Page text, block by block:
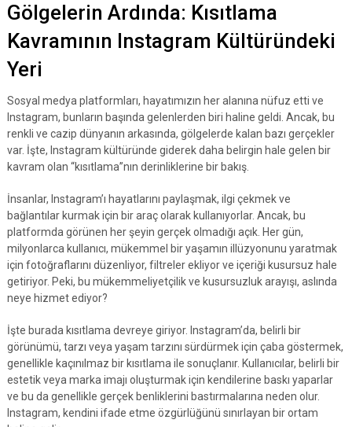
Gölgelerin Ardında: Kısıtlama
Kavramının Instagram Kültüründeki
Yeri
Sosyal medya platformları, hayatımızın her alanına nüfuz etti ve
Instagram, bunların başında gelenlerden biri haline geldi. Ancak, bu
renkli ve cazip dünyanın arkasında, gölgelerde kalan bazı gerçekler
var. İşte, Instagram kültüründe giderek daha belirgin hale gelen bir
kavram olan “kısıtlama”nın derinliklerine bir bakış.
İnsanlar, Instagram’ı hayatlarını paylaşmak, ilgi çekmek ve
bağlantılar kurmak için bir araç olarak kullanıyorlar. Ancak, bu
platformda görünen her şeyin gerçek olmadığı açık. Her gün,
milyonlarca kullanıcı, mükemmel bir yaşamın illüzyonunu yaratmak
için fotoğraflarını düzenliyor, filtreler ekliyor ve içeriği kusursuz hale
getiriyor. Peki, bu mükemmeliyetçilik ve kusursuzluk arayışı, aslında
neye hizmet ediyor?
İşte burada kısıtlama devreye giriyor. Instagram’da, belirli bir
görünümü, tarzı veya yaşam tarzını sürdürmek için çaba göstermek,
genellikle kaçınılmaz bir kısıtlama ile sonuçlanır. Kullanıcılar, belirli bir
estetik veya marka imajı oluşturmak için kendilerine baskı yaparlar
ve bu da genellikle gerçek benliklerini bastırmalarına neden olur.
Instagram, kendini ifade etme özgürlüğünü sınırlayan bir ortam